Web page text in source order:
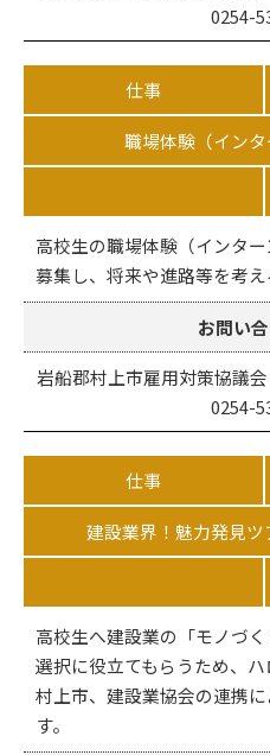
0254-
仕事
職場体験（インタ
高校生の職場体験（インタ
募集し、将来や進路等を考え
お問い
岩船郡村上市雇用対策協議
0254-
仕事
建設業界！魅力発見
高校生へ建設業の「モノづ
選択に役立てもらうため、ハ
村上市、建設業協会の連携
す。